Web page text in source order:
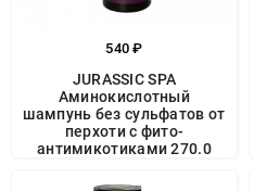
540 ₽
JURASSIC SPA
Аминокислотный
шампунь без сульфатов от
перхоти с фито-
антимикотиками 270.0